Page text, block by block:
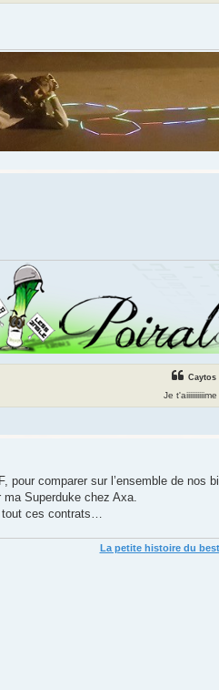
Caytos
Je t'aiiiiiiiiiime
pour comparer sur l’ensemble de nos
Superduke chez Axa.
ces contrats…
La petite histoire du